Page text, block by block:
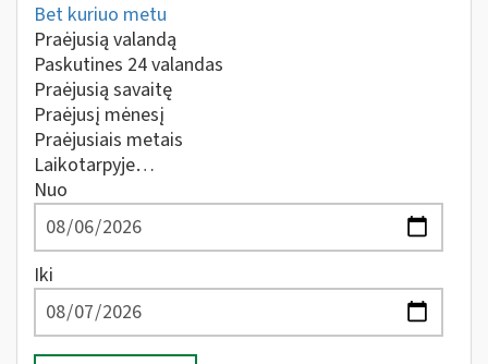
Bet kuriuo metu
Praėjusią valandą
Paskutines 24 valandas
Praėjusią savaitę
Praėjusį mėnesį
Praėjusiais metais
Laikotarpyje…
Nuo
Iki